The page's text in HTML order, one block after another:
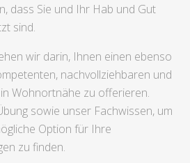
dass Sie und Ihr Hab und Gut
sind.
wir darin, Ihnen einen ebenso
nachvollziehbaren und
Wohnortnähe zu offerieren.
sowie unser Fachwissen, um
Option für Ihre
zu finden.